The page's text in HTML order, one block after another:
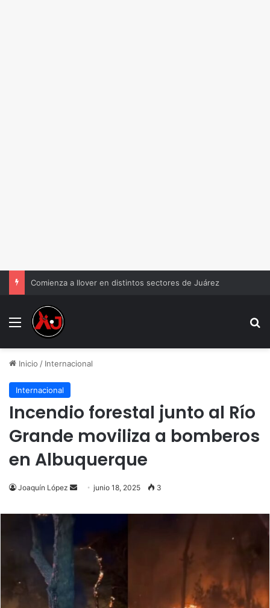
Comienza a llover en distintos sectores de Juárez
Menu
Inicio / Internacional
Internacional
Incendio forestal junto al Río
Grande moviliza a bomberos
en Albuquerque
Joaquín López
Send
email
junio 18, 2025 3